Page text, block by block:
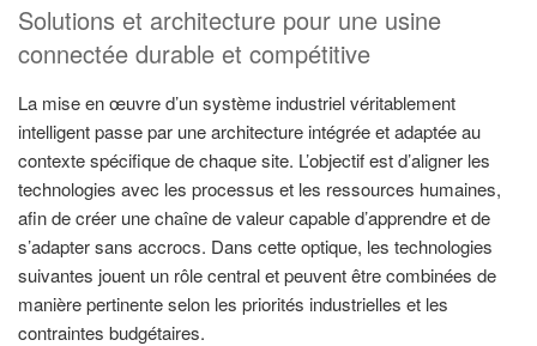
Solutions et architecture pour une usine
connectée durable et compétitive
La mise en œuvre d’un système industriel véritablement
intelligent passe par une architecture intégrée et adaptée au
contexte spécifique de chaque site. L’objectif est d’aligner les
technologies avec les processus et les ressources humaines,
afin de créer une chaîne de valeur capable d’apprendre et de
s’adapter sans accrocs. Dans cette optique, les technologies
suivantes jouent un rôle central et peuvent être combinées de
manière pertinente selon les priorités industrielles et les
contraintes budgétaires.